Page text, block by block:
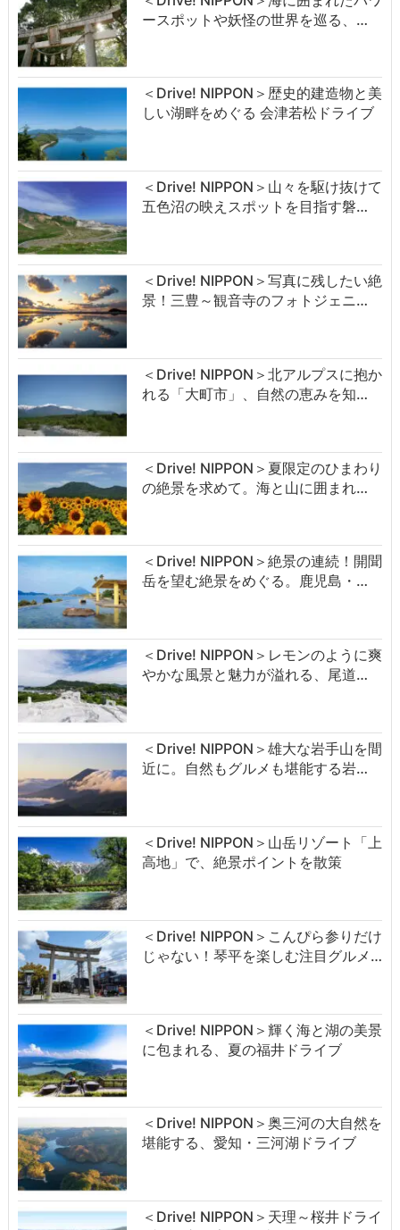
ースポットや妖怪の世界を巡る、…
＜Drive! NIPPON＞歴史的建造物と美
しい湖畔をめぐる 会津若松ドライブ
＜Drive! NIPPON＞山々を駆け抜けて
五色沼の映えスポットを目指す磐…
＜Drive! NIPPON＞写真に残したい絶
景！三豊～観音寺のフォトジェニ…
＜Drive! NIPPON＞北アルプスに抱か
れる「大町市」、自然の恵みを知…
＜Drive! NIPPON＞夏限定のひまわり
の絶景を求めて。海と山に囲まれ…
＜Drive! NIPPON＞絶景の連続！開聞
岳を望む絶景をめぐる。鹿児島・…
＜Drive! NIPPON＞レモンのように爽
やかな風景と魅力が溢れる、尾道…
＜Drive! NIPPON＞雄大な岩手山を間
近に。自然もグルメも堪能する岩…
＜Drive! NIPPON＞山岳リゾート「上
高地」で、絶景ポイントを散策
＜Drive! NIPPON＞こんぴら参りだけ
じゃない！琴平を楽しむ注目グルメ…
＜Drive! NIPPON＞輝く海と湖の美景
に包まれる、夏の福井ドライブ
＜Drive! NIPPON＞奥三河の大自然を
堪能する、愛知・三河湖ドライブ
＜Drive! NIPPON＞天理～桜井ドライ